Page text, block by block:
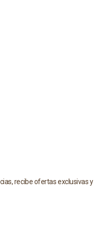
recibe ofertas exclusivas y